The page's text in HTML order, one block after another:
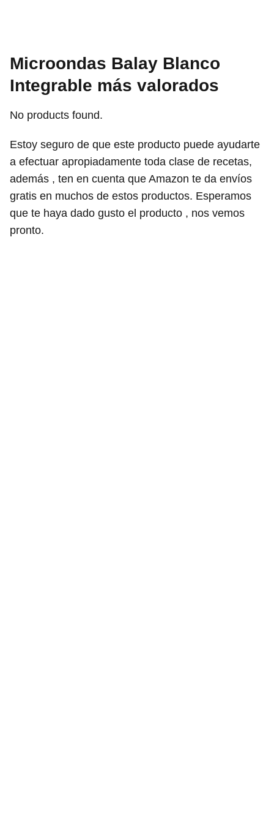
Microondas Balay Blanco
Integrable más valorados
No products found.
Estoy seguro de que este producto puede ayudarte
a efectuar apropiadamente toda clase de recetas,
además , ten en cuenta que Amazon te da envíos
gratis en muchos de estos productos. Esperamos
que te haya dado gusto el producto , nos vemos
pronto.